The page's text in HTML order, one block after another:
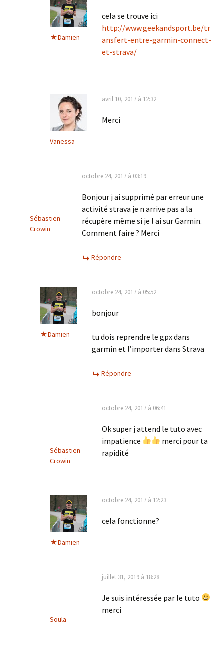
Damien
cela se trouve ici
http://www.geekandsport.be/tr
ansfert-entre-garmin-connect-
et-strava/
Vanessa
avril 10, 2017 à 12:32
Merci
Sébastien
Crowin
octobre 24, 2017 à 03:19
Bonjour j ai supprimé par erreur une
activité strava je n arrive pas a la
récupère même si je l ai sur Garmin.
Comment faire ? Merci
Répondre
Damien
octobre 24, 2017 à 05:52
bonjour
tu dois reprendre le gpx dans
garmin et l’importer dans Strava
Répondre
Sébastien
Crowin
octobre 24, 2017 à 06:41
Ok super j attend le tuto avec
impatience
merci pour ta
rapidité
Damien
octobre 24, 2017 à 12:23
cela fonctionne?
Soula
juillet 31, 2019 à 18:28
Je suis intéressée par le tuto
merci